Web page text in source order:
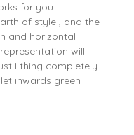
for you .
of style , and the
and horizontal
will
I thing completely
inwards green